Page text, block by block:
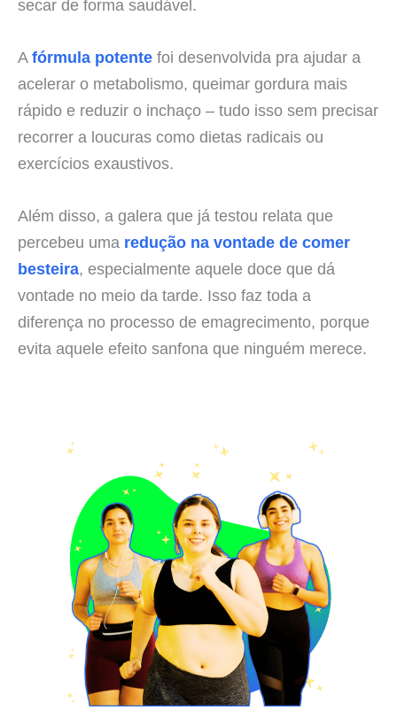
secar de forma saudável.
Afórmula potente foi desenvolvida pra ajudar a
acelerar o metabolismo, queimar gordura mais
rápido e reduzir o inchaço – tudo isso sem precisar
recorrer a loucuras como dietas radicais ou
exercícios exaustivos.
Além disso, a galera que já testou relata que
percebeu uma redução na vontade de comer
besteira, especialmente aquele doce que dá
vontade no meio da tarde. Isso faz toda a
diferença no processo de emagrecimento, porque
evita aquele efeito sanfona que ninguém merece.